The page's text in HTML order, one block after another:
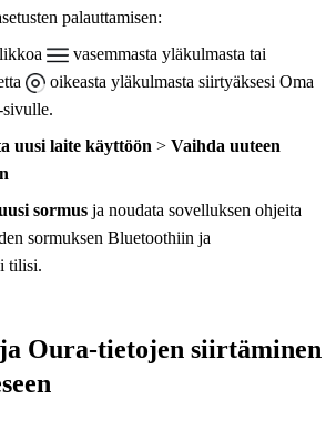
palauttamisen:
vasemmasta yläkulmasta tai
oikeasta yläkulmasta siirtyäksesi Oma
uusi laite käyttöön > Vaihda uuteen
sormus ja noudata sovelluksen ohjeita
sormuksen Bluetoothiin ja
tilisi.
Oura-tietojen siirtäminen